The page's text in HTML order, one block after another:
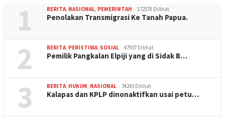
1 BERITA NASIONAL PEMERINTAH 172578 Dilihat
Penolakan Transmigrasi Ke Tanah Papua.
2 BERITA PERISTIWA SOSIAL 47937 Dilihat
Pemilik Pangkalan Elpiji yang di Sidak B…
3 BERITA HUKUM NASIONAL 34243 Dilihat
Kalapas dan KPLP dinonaktifkan usai petu…